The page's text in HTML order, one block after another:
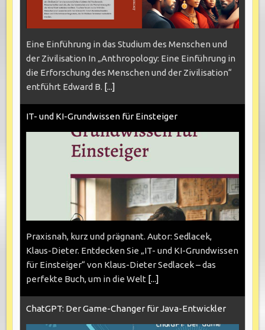
Eine Einführung in das Studium des Menschen und
der Zivilisation In „Anthropology: Eine Einführung in
die Erforschung des Menschen und der Zivilisation“
entführt Edward B. [...]
IT- und KI-Grundwissen für Einsteiger
Praxisnah, kurz und prägnant. Autor: Sedlacek,
Klaus-Dieter. Entdecken Sie „IT- und KI-Grundwissen
für Einsteiger“ von Klaus-Dieter Sedlacek – das
perfekte Buch, um in die Welt [...]
ChatGPT: Der Game-Changer für Java-Entwickler